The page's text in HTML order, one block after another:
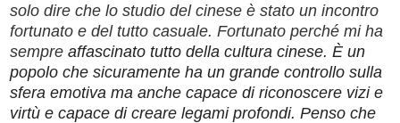
solo dire che lo studio del cinese è stato un incontro
fortunato e del tutto casuale. Fortunato perché mi ha
sempre affascinato tutto della cultura cinese. È un
popolo che sicuramente ha un grande controllo sulla
sfera emotiva ma anche capace di riconoscere vizi e
virtù e capace di creare legami profondi. Penso che